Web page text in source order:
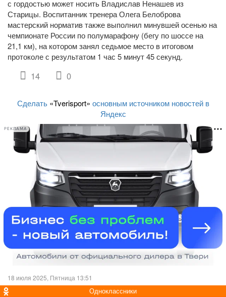
с гордостью может носить Владислав Ненашев из
Старицы. Воспитанник тренера Олега Белоброва
мастерский норматив также выполнил минувшей осенью на
чемпионате России по полумарафону (бегу по шоссе на
21,1 км), на котором занял седьмое место в итоговом
протоколе с результатом 1 час 5 минут 45 секунд.
14 0
Сделать «Tverisport» основным источником новостей в
Яндекс
РЕКЛАМА
18 июля 2025, Пятница 13:51
Одноклассники